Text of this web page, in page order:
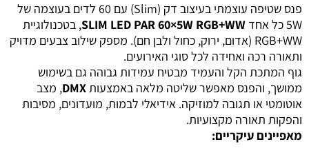
פנס שטיפה עוצמתי בעיצוב דק (Slim) עם ‎60‎ לדים בעוצמה של
‎5W‎ כל אחד
SLIM LED PAR ‎60×5W‎ ‎RGB+WW, בטכנולוגיית
‎RGB+WW‎ (אדום, ירוק, כחול ולבן חם). מספק שילוב צבעים מדויק
ותאורה רכה ואחידה לכל סוגי האירועים.
גוף המתכת הקל והעמיד מבטיח עמידות גבוהה גם בשימוש
ממושך, והפנס מאפשר שליטה מלאה באמצעותDMX, מצב
אוטומטי או תגובה למוזיקה. אידיאלי לבמות, מועדונים, מסיבות
והפקות תאורה מקצועיות.
מאפיינים עיקריים: